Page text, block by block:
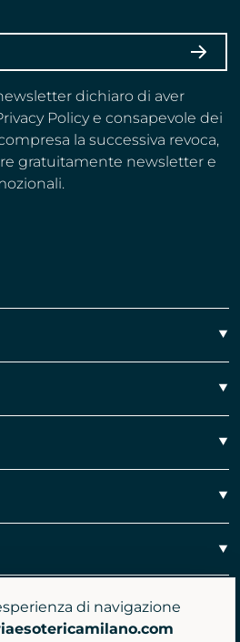
dichiaro di aver
Policy e consapevole dei
la successiva revoca,
gratuitamente newsletter e
di navigazione